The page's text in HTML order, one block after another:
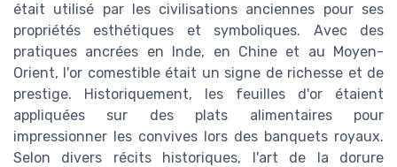
était utilisé par les civilisations anciennes pour ses
propriétés esthétiques et symboliques. Avec des
pratiques ancrées en Inde, en Chine et au Moyen-
Orient, l'or comestible était un signe de richesse et de
prestige. Historiquement, les feuilles d'or étaient
appliquées sur des plats alimentaires pour
impressionner les convives lors des banquets royaux.
Selon divers récits historiques, l'art de la dorure